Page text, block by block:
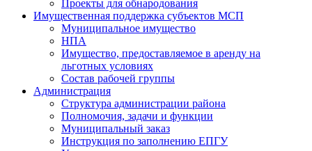
Проекты для обнародования
Имущественная поддержка субъектов МСП
Муниципальное имущество
НПА
Имущество, предоставляемое в аренду на
льготных условиях
Состав рабочей группы
Администрация
Структура администрации района
Полномочия, задачи и функции
Муниципальный заказ
Инструкция по заполнению ЕПГУ